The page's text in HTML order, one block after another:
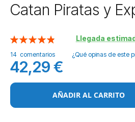
Saltar
al
de
la
galería
de
imágenes
Catan Piratas y
Llegada
Valoración:
14 comentarios ¿Qué opinas de este
42,29 €
AÑADIR AL CARRITO